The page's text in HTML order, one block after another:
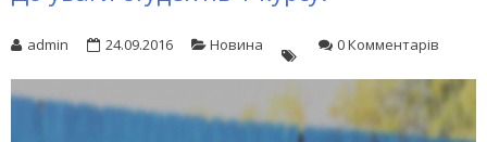
admin 24.09.2016 Новина 0 Комментарів